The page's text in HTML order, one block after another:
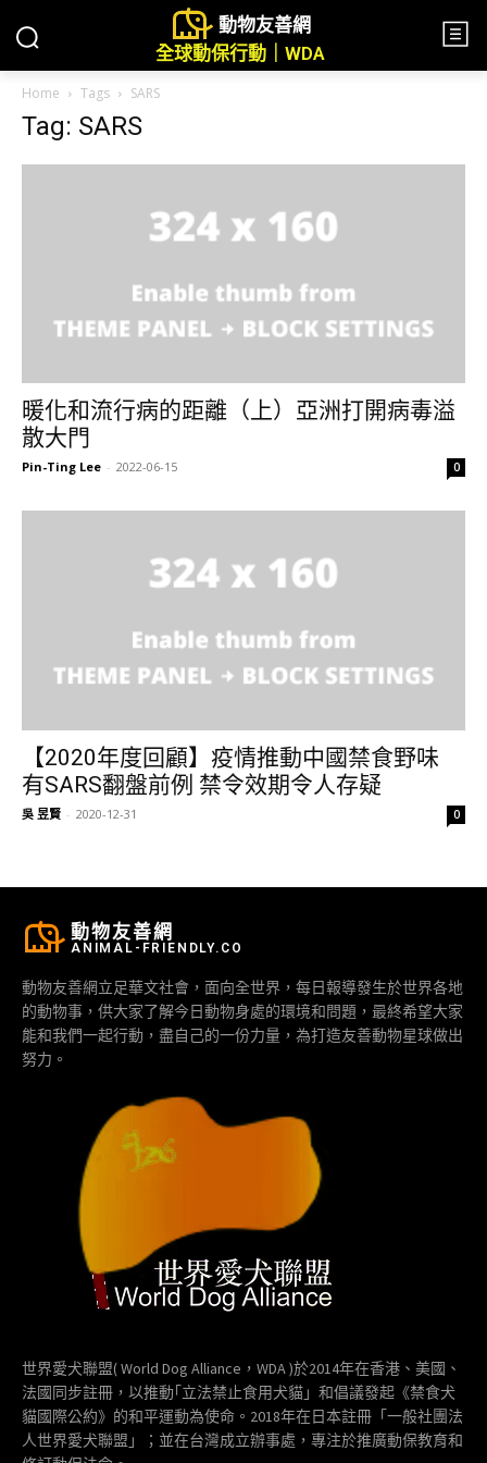
動物友善網
全球動保行動｜WDA
Home Tags SARS
Tag: SARS
暖化和流行病的距離（上）亞洲打開病毒溢
散大門
Pin-Ting Lee - 2022-06-15 0
【2020年度回顧】疫情推動中國禁食野味
有SARS翻盤前例 禁令效期令人存疑
吳 昱賢 - 2020-12-31 0
動物友善網
ANIMAL-FRIENDLY.CO
動物友善網立足華文社會，面向全世界，每日報導發生於世界各地
的動物事，供大家了解今日動物身處的環境和問題，最終希望大家
能和我們一起行動，盡自己的一份力量，為打造友善動物星球做出
努力。
世界愛犬聯盟( World Dog Alliance，WDA )於2014年在香港、美國、
法國同步註冊，以推動｢立法禁止食用犬貓」和倡議發起《禁食犬
貓國際公約》的和平運動為使命。2018年在日本註冊「一般社團法
人世界愛犬聯盟」；並在台灣成立辦事處，專注於推廣動保教育和